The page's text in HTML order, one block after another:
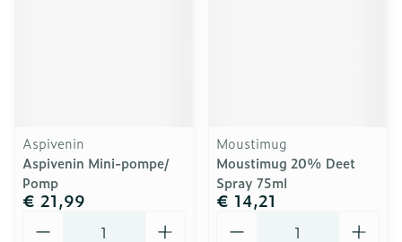
Aspivenin
Aspivenin Mini-pompe/
Pomp
€ 21,99
Moustimug
Moustimug 20% Deet
Spray 75ml
€ 14,21